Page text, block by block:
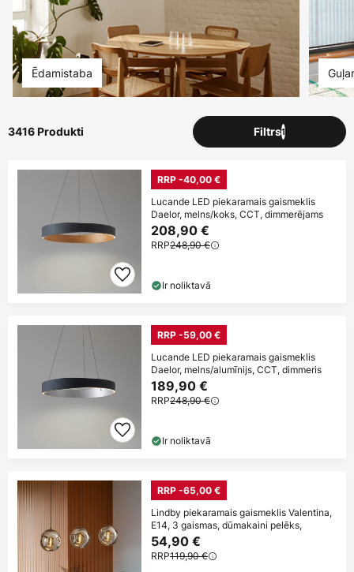
Ēdamistaba
3416 Produkti Filtrs1
RRP -40,00 €
Lucande LED piekaramais gaismeklis
Daelor, melns/koks, CCT, dimmerējams
208,90 €
RRP248,90 €
Ir noliktavā
RRP -59,00 €
Lucande LED piekaramais gaismeklis
Daelor, melns/alumīnijs, CCT, dimmeris
189,90 €
RRP248,90 €
Ir noliktavā
RRP -65,00 €
Lindby piekaramais gaismeklis Valentina,
E14, 3 gaismas, dūmakaini pelēks,
54,90 €
RRP119,90 €